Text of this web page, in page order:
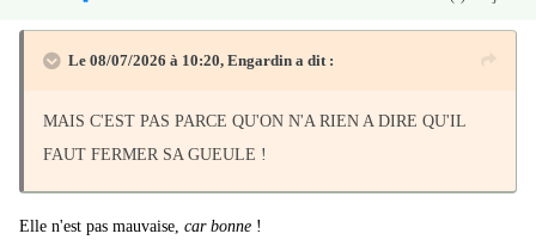
Le 08/07/2026 à 10:20, Engardin a dit :
MAIS C'EST PAS PARCE QU'ON N'A RIEN A DIRE QU'IL
FAUT FERMER SA GUEULE !
Elle n'est pas mauvaise, car bonne !